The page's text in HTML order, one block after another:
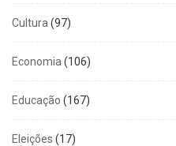
Cultura (97)
Economia (106)
Educação (167)
Eleições (17)